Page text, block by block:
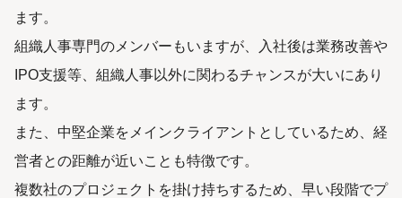
ます。
組織人事専門のメンバーもいますが、入社後は業務改善や
IPO支援等、組織人事以外に関わるチャンスが大いにあり
ます。
また、中堅企業をメインクライアントとしているため、経
営者との距離が近いことも特徴です。
複数社のプロジェクトを掛け持ちするため、早い段階でプ